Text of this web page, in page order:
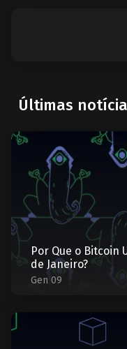
Últimas
Por Que o Bitcoin
de Janeiro?
Gen 09